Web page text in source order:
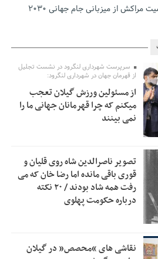
پرتغال خواستار محرومیت مراکش از میزبانی جام جهانی ۲۰۳۰
حیف شد
اختیار نهادهای حمایتی باید براساس
هیات رئیسه فدراسیون فوتبال با حضور
خارج از مراجع رسمی فاقد سندیت
و سیاسی ایران و عمان درباره تنگه
استان: کشاورزان گیلان نسبت به
تا پایان شهریورماه
سرپرست شهرداری لنگرود در نشست تجلیل
از قهرمان جهان در شهرداری لنگرود:
از مسئولین ورزش گیلان تعجب
میکنم که چرا قهرمانان جهانی ما را
نمی بینند
تصویر ناصرالدین شاه روی قلیان و
قوری باقی مانده اما رضا خان که می
رفت همه شاد بودند / ۲۰ نکته
درباره حکومت پهلوی
نقاشی های “محصص” در گیلان